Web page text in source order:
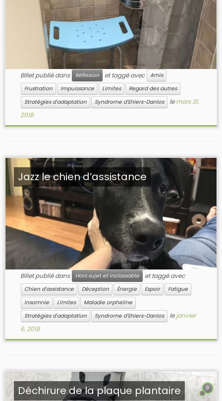
Billet publié dans Réflexion et taggé avec
Amis
Frustration
Impuissance Limites
Regard des autres
Stratégies d'adaptation
Syndrome d'Ehlers-Danlos lemars 31,
2018
Jazz le chien d’assistance
Billet publié dans Hors sujet et inclassable et taggé avec
Chien d'assistance Déception Énergie Espoir
Fatigue
Insomnie
Limites
Maladie orpheline
Stratégies d'adaptation
Syndrome d'Ehlers-Danlos lejanvier
6, 2018
9
Déchirure de la plaque plantaire